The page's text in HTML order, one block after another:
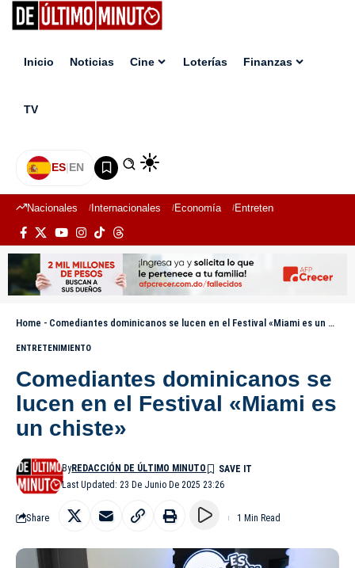
Inicio Noticias Cine Loterías Finanzas
TV
ES|EN
Nacionales Internacionales Economía Entretenimiento
Home - Comediantes dominicanos se lucen en el Festival «Miami es un chiste»
ENTRETENIMIENTO
Comediantes dominicanos se
lucen en el Festival «Miami es
un chiste»
Last Updated: 23 De Junio De 2025 23:26
ByREDACCIÓN DE ÚLTIMO MINUTO
Share 1 Min Read